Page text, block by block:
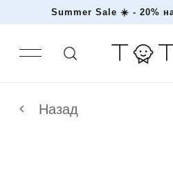
Summer Sale ☀️ -